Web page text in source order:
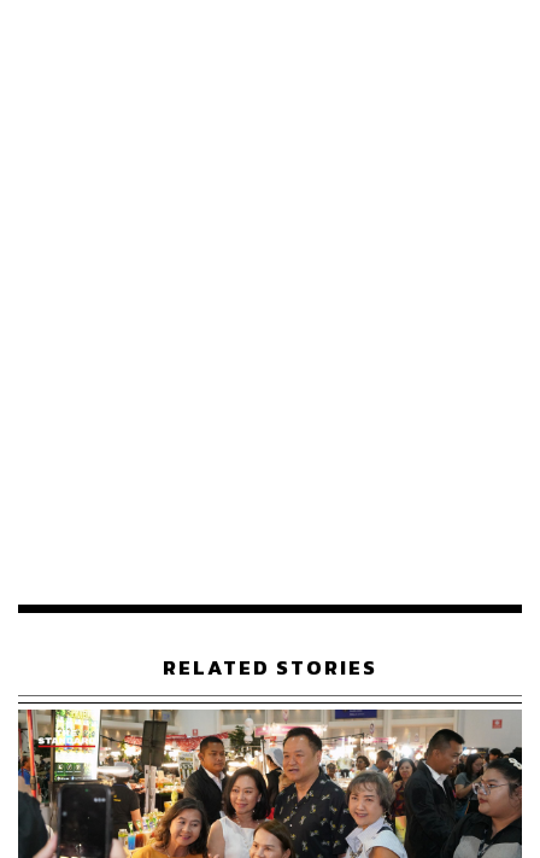
(Cambodian People’s Party) ซึ่งเป็นพรรครัฐบาลของฮุน
โดยฮุนเซน ได้กล่าวต่อผู้สนับสนุนว่าเขา “จะปกป้องดินแดน
ของประเทศจากผู้รุกรานต่างชาติ” และประณามเหตุปะทะ
ระหว่างทหารไทยและกัมพูชา ซึ่งเขาเรียกว่าเป็น “การโจมตี
ของกองทัพไทย” ที่เกิดขึ้นเมื่อเดือนพฤษภาคม และกล่าวอ้าง
ว่า การปะทะกันดังกล่าว เกิดขึ้นภายในดินแดนของกัมพูชา
และเป็นการละเมิดอำนาจอธิปไตยและบูรณภาพแห่งดินแดน
RELATED STORIES